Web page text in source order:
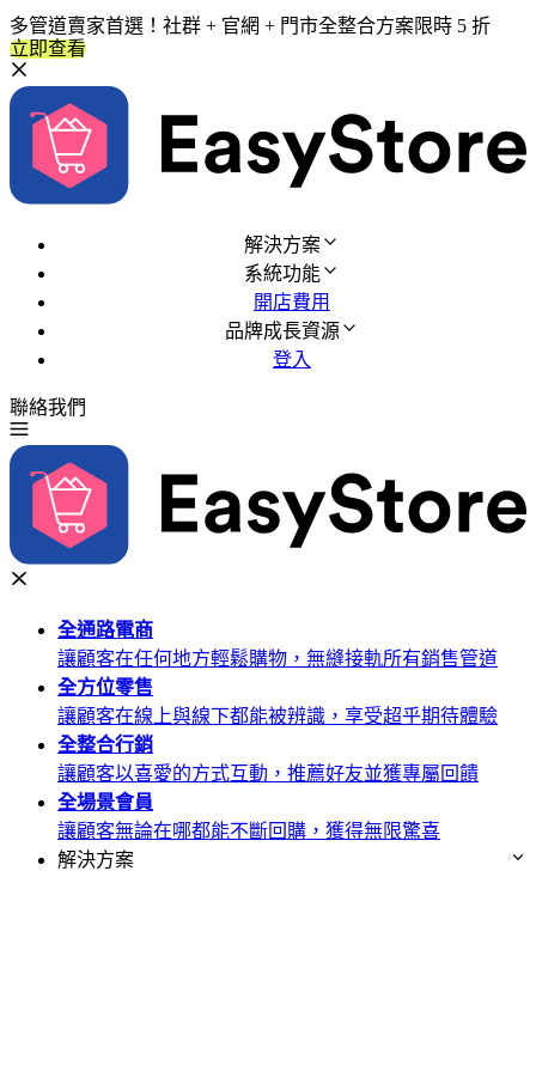
多管道賣家首選！社群 + 官網 + 門市全整合方案限時 5 折
立即查看
解決方案
系統功能
開店費用
品牌成長資源
登入
聯絡我們
全通路電商
讓顧客在任何地方輕鬆購物，無縫接軌所有銷售管道
全方位零售
讓顧客在線上與線下都能被辨識，享受超乎期待體驗
全整合行銷
讓顧客以喜愛的方式互動，推薦好友並獲專屬回饋
全場景會員
讓顧客無論在哪都能不斷回購，獲得無限驚喜
解決方案